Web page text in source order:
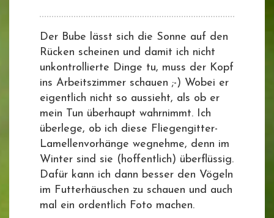
Der Bube lässt sich die Sonne auf den
Rücken scheinen und damit ich nicht
unkontrollierte Dinge tu, muss der Kopf
ins Arbeitszimmer schauen ;-) Wobei er
eigentlich nicht so aussieht, als ob er
mein Tun überhaupt wahrnimmt. Ich
überlege, ob ich diese Fliegengitter-
Lamellenvorhänge wegnehme, denn im
Winter sind sie (hoffentlich) überflüssig.
Dafür kann ich dann besser den Vögeln
im Futterhäuschen zu schauen und auch
mal ein ordentlich Foto machen.